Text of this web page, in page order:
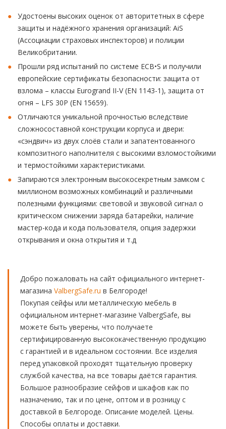
Удостоены высоких оценок от авторитетных в сфере
защиты и надёжного хранения организаций: AiS
(Ассоциации страховых инспекторов) и полиции
Великобритании.
Прошли ряд испытаний по системе ECB•S и получили
европейские сертификаты безопасности: защита от
взлома – классы Eurogrand II-V (EN 1143-1), защита от
огня – LFS 30P (EN 15659).
Отличаются уникальной прочностью вследствие
сложносоставной конструкции корпуса и двери:
«сэндвич» из двух слоёв стали и запатентованного
композитного наполнителя с высокими взломостойкими
и термостойкими характеристиками.
Запираются электронным высокосекретным замком с
миллионом возможных комбинаций и различными
полезными функциями: световой и звуковой сигнал о
критическом снижении заряда батарейки, наличие
мастер-кода и кода пользователя, опция задержки
открывания и окна открытия и т.д
Добро пожаловать на сайт официального интернет-
магазина ValbergSafe.ru в Белгороде!
Покупая сейфы или металлическую мебель в
официальном интернет-магазине ValbergSafe, вы
можете быть уверены, что получаете
сертифицированную высококачественную продукцию
с гарантией и в идеальном состоянии. Все изделия
перед упаковкой проходят тщательную проверку
службой качества, на все товары даётся гарантия.
Большое разнообразие сейфов и шкафов как по
назначению, так и по цене, оптом и в розницу с
доставкой в Белгороде. Описание моделей. Цены.
Способы оплаты и доставки.